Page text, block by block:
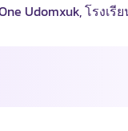
Udomxuk, โรงเ